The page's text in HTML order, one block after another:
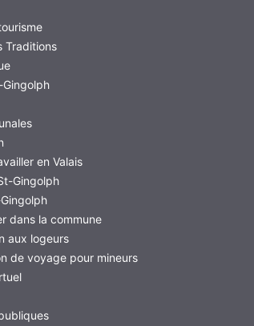
Traditions
en Valais
Gingolph
dans la commune
aux logeurs
de voyage pour mineurs